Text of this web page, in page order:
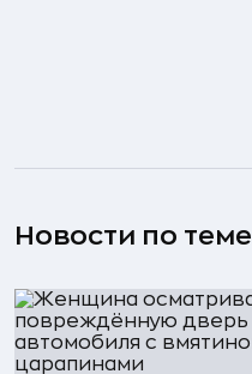
Новости по теме